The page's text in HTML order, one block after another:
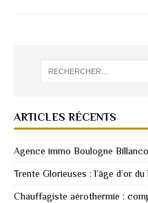
ARTICLES RÉCENTS
Agence immo Boulogne
Trente Glorieuses : l’âge d’or
Chauffagiste aérothermie :